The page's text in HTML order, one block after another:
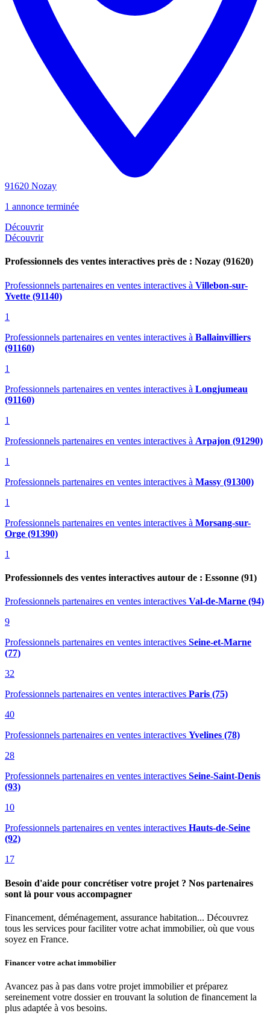
91620 Nozay
1 annonce terminée
Découvrir
Découvrir
Professionnels des ventes interactives près de : Nozay (91620)
Professionnels partenaires en ventes interactives à Villebon-sur-
Yvette (91140)
1
Professionnels partenaires en ventes interactives à Ballainvilliers
(91160)
1
Professionnels partenaires en ventes interactives à Longjumeau
(91160)
1
Professionnels partenaires en ventes interactives à Arpajon (91290)
1
Professionnels partenaires en ventes interactives à Massy (91300)
1
Professionnels partenaires en ventes interactives à Morsang-sur-
Orge (91390)
1
Professionnels des ventes interactives autour de : Essonne (91)
Professionnels partenaires en ventes interactives Val-de-Marne (94)
9
Professionnels partenaires en ventes interactives Seine-et-Marne
(77)
32
Professionnels partenaires en ventes interactives Paris (75)
40
Professionnels partenaires en ventes interactives Yvelines (78)
28
Professionnels partenaires en ventes interactives Seine-Saint-Denis
(93)
10
Professionnels partenaires en ventes interactives Hauts-de-Seine
(92)
17
Besoin d'aide pour concrétiser votre projet ? Nos partenaires
sont là pour vous accompagner
Financement, déménagement, assurance habitation... Découvrez
tous les services pour faciliter votre achat immobilier, où que vous
soyez en France.
Financer votre achat immobilier
Avancez pas à pas dans votre projet immobilier et préparez
sereinement votre dossier en trouvant la solution de financement la
plus adaptée à vos besoins.